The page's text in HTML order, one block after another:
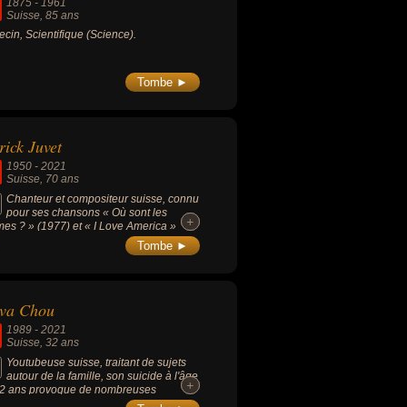
par l'absence d'intrigue
et de personnages
au profit d'une "entrée dans
Suisse , 85 ans
Scientifique (Science).
Tombe ►
Juvet
1950 -2021
Suisse , 70 ans
Chanteur et compositeur suisse, connu
pour ses chansons « Où sont les
? » (1977) et « I Love America »
Il a également composé « Le Lundi
» (1972), succès chanté par Claude
+
+
Tombe ►
Chou
1989 -2021
Suisse, 32 ans
Youtubeuse suisse, traitant de sujets
autour de la famille, son suicide à l'âge
ans provoque de nombreuses
dans les médias et sur les réseaux
+
+